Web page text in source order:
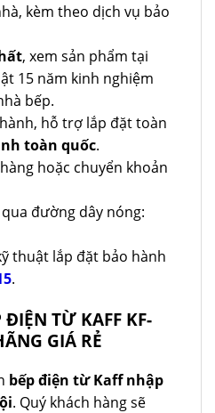
kèm theo dịch vụ bảo
, xem sản phẩm tại
15 năm kinh nghiệm
bếp.
hỗ trợ lắp đặt toàn
toàn quốc.
hoặc chuyển khoản
đường dây nóng:
thuật lắp đặt bảo hành
.
TỪ KAFF KF-
GIÁ RẺ
bếp điện từ Kaff nhập
. Quý khách hàng sẽ